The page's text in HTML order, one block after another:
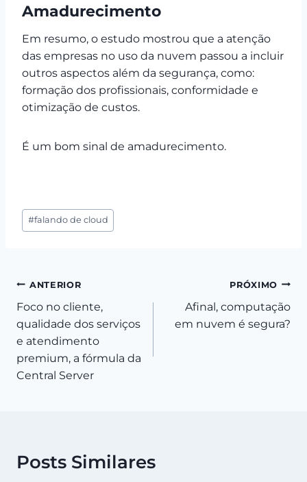
Amadurecimento
Em resumo, o estudo mostrou que a atenção
das empresas no uso da nuvem passou a incluir
outros aspectos além da segurança, como:
formação dos profissionais, conformidade e
otimização de custos.
É um bom sinal de amadurecimento.
Tags
do
#falando de cloud
Navegação
de
Post
ANTERIOR
Foco no cliente,
qualidade dos serviços
e atendimento
premium, a fórmula da
Central Server
PRÓXIMO
Afinal, computação
em nuvem é segura?
Posts Similares